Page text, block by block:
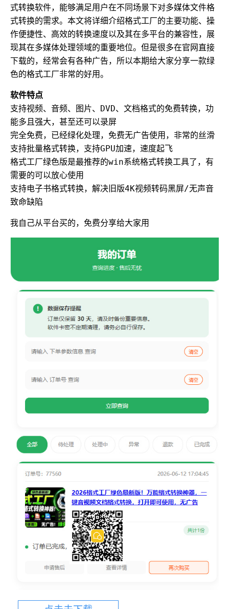
式转换软件，能够满足用户在不同场景下对多媒体文件格
式转换的需求。本文将详细介绍格式工厂的主要功能、操
作便捷性、高效的转换速度以及其在多平台的兼容性，展
现其在多媒体处理领域的重要地位。但是很多在官网直接
下载的，经常会有各种广告，所以本期给大家分享一款绿
色的格式工厂非常的好用。
软件特点
支持视频、音频、图片、DVD、文档格式的免费转换，功
能多且强大，甚至还可以录屏
完全免费，已经绿化处理，免费无广告使用，非常的丝滑
支持批量格式转换，支持GPU加速，速度起飞
格式工厂绿色版是最推荐的win系统格式转换工具了，有
需要的可以放心使用
支持电子书格式转换，解决旧版4K视频转码黑屏/无声音
致命缺陷
我自己从平台买的，免费分享给大家用